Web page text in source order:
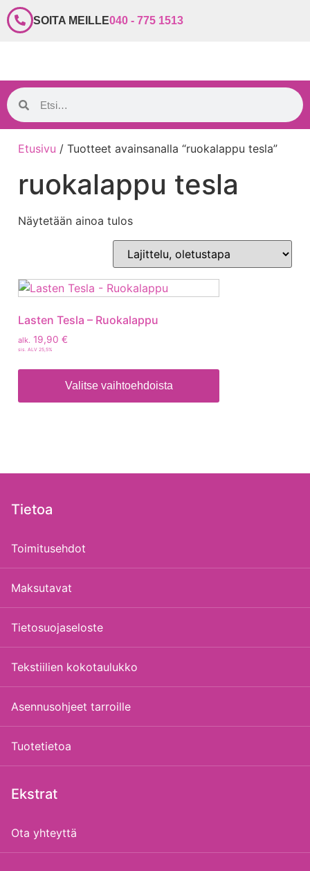
SOITA MEILLE040 - 775 1513
Etusivu / Tuotteet avainsanalla “ruokalappu tesla”
ruokalappu tesla
Näytetään ainoa tulos
Lasten Tesla – Ruokalappu
alk. 19,90 €
sis. ALV 25,5%
Valitse vaihtoehdoista
Tietoa
Toimitusehdot
Maksutavat
Tietosuojaseloste
Tekstiilien kokotaulukko
Asennusohjeet tarroille
Tuotetietoa
Ekstrat
Ota yhteyttä